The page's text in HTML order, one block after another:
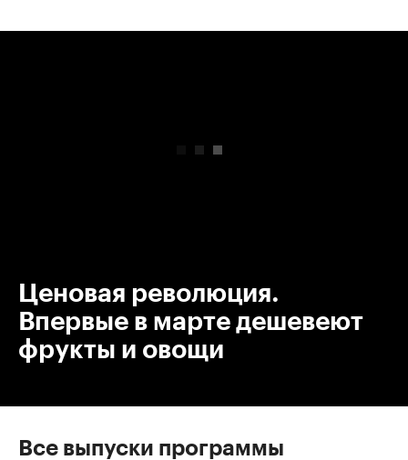
Ценовая революция.
Впервые в марте дешевеют
фрукты и овощи
Все выпуски программы